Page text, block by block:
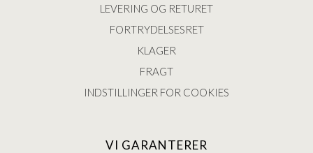
LEVERING OG RETURET
FORTRYDELSESRET
KLAGER
FRAGT
INDSTILLINGER FOR COOKIES
VI GARANTERER